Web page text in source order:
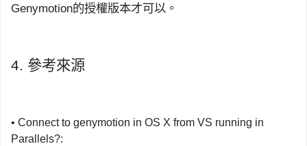
Genymotion的授權版本才可以。
4. 參考來源
• Connect to genymotion in OS X from VS running in
Parallels?: